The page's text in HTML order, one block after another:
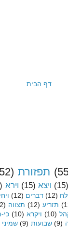
דף הבית
תפזורת
(15) ויצא (15) וירא
(12) דברים (12) ויחי
תזריע (12) תצווה
(10) ויקרא (10)
(9) שבועות (9) שמיני